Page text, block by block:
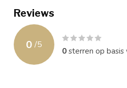
Reviews
0 /5
0sterren op basis